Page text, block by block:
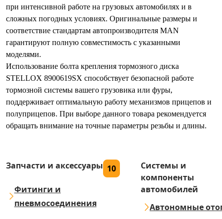
при интенсивной работе на грузовых автомобилях и в
сложных погодных условиях. Оригинальные размеры и
соответствие стандартам автопроизводителя MAN
гарантируют полную совместимость с указанными
моделями.
Использование болта крепления тормозного диска
STELLOX 8900619SX способствует безопасной работе
тормозной системы вашего грузовика или фуры,
поддерживает оптимальную работу механизмов прицепов и
полуприцепов. При выборе данного товара рекомендуется
обращать внимание на точные параметры резьбы и длины.
Запчасти и аксессуары 10
Фитинги и
пневмосоединения
Системы и
компоненты
автомобилей
Автономные